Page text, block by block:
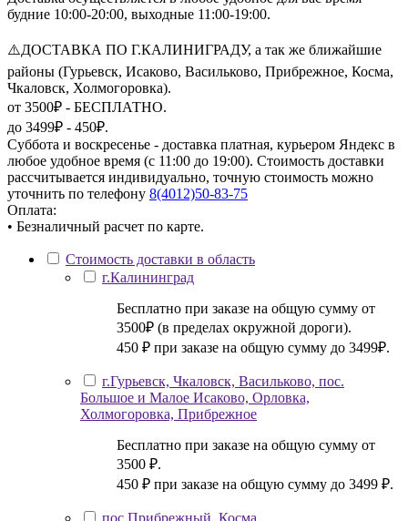
будние 10:00-20:00, выходные 11:00-19:00.
⚠️ДОСТАВКА ПО Г.КАЛИНИГРАДУ, а так же ближайшие
районы (Гурьевск, Исаково, Васильково, Прибрежное, Косма,
Чкаловск, Холмогоровка).
от 3500₽ - БЕСПЛАТНО.
до 3499₽ - 450₽.
Суббота и воскресенье - доставка платная, курьером Яндекс в
любое удобное время (с 11:00 до 19:00). Стоимость доставки
рассчитывается индивидуально, точную стоимость можно
уточнить по телефону 8(4012)50-83-75
Оплата:
• Безналичный расчет по карте.
Стоимость доставки в область
г.Калининград
Бесплатно при заказе на общую сумму от
3500₽ (в пределах окружной дороги).
450 ₽ при заказе на общую сумму до 3499₽.
г.Гурьевск, Чкаловск, Васильково, пос.
Большое и Малое Исаково, Орловка,
Холмогоровка, Прибрежное
Бесплатно при заказе на общую сумму от
3500 ₽.
450 ₽ при заказе на общую сумму до 3499 ₽.
пос Прибрежный, Косма